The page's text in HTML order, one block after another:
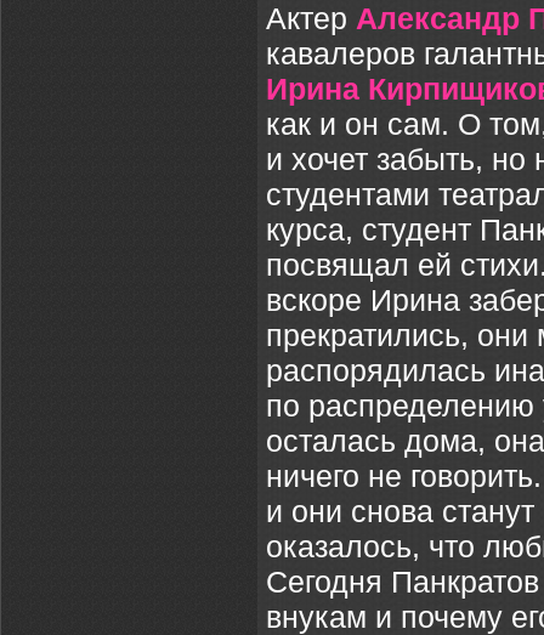
Актер Александр
кавалеров
Ирина
как и он сам. О
и хочет забыть,
студентами
курса, студент
посвящал ей
вскоре Ирина
прекратились, они
распорядилась
по распределению
осталась дома,
ничего не
и они снова
оказалось, что
Сегодня
внукам и почему